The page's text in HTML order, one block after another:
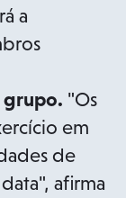
a
grupo. "Os
em
de
afirma